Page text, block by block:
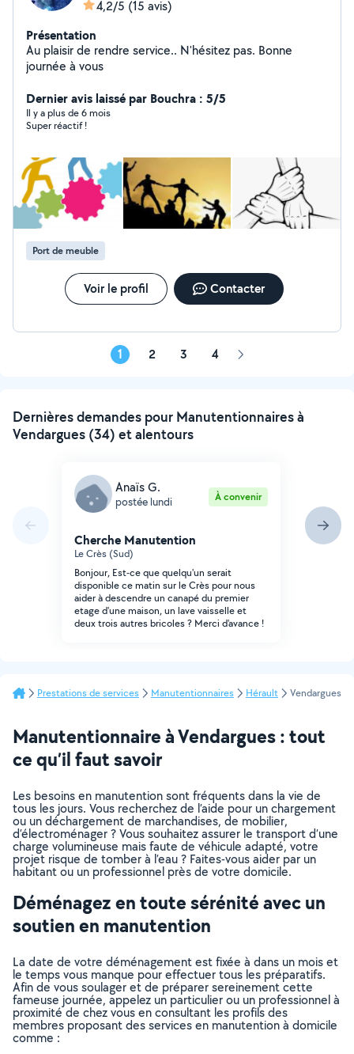
4,2/5 (15 avis)
Présentation
Au plaisir de rendre service.. N'hésitez pas. Bonne
journée à vous
Dernier avis laissé par Bouchra : 5/5
Il y a plus de 6 mois
Super réactif !
Port de meuble
Voir le profil Contacter
1 2 3 4 Page
Dernières demandes pour Manutentionnaires à
Vendargues (34) et alentours
Anaïs G.
postée lundi À convenir
Cherche Manutention
Le Crès (Sud)
Bonjour, Est-ce que quelqu'un serait
disponible ce matin sur le Crès pour nous
aider à descendre un canapé du premier
etage d'une maison, un lave vaisselle et
deux trois autres bricoles ? Merci d'avance !
Prestations de services Manutentionnaires Hérault Vendargues
Manutentionnaire à Vendargues : tout
ce qu’il faut savoir
Les besoins en manutention sont fréquents dans la vie de
tous les jours. Vous recherchez de l’aide pour un chargement
ou un déchargement de marchandises, de mobilier,
d’électroménager ? Vous souhaitez assurer le transport d’une
charge volumineuse mais faute de véhicule adapté, votre
projet risque de tomber à l’eau ? Faites-vous aider par un
habitant ou un professionnel près de votre domicile.
Déménagez en toute sérénité avec un
soutien en manutention
La date de votre déménagement est fixée à dans un mois et
le temps vous manque pour effectuer tous les préparatifs.
Afin de vous soulager et de préparer sereinement cette
fameuse journée, appelez un particulier ou un professionnel à
proximité de chez vous en consultant les profils des
membres proposant des services en manutention à domicile
comme :